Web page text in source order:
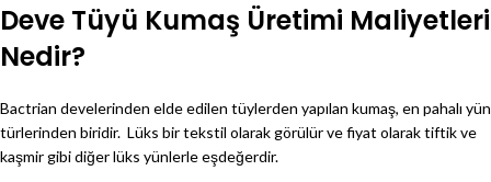
Deve Tüyü Kumaş Üretimi Maliyetleri
Nedir?
Bactrian develerinden elde edilen tüylerden yapılan kumaş, en pahalı yün
türlerinden biridir. Lüks bir tekstil olarak görülür ve fiyat olarak tiftik ve
kaşmir gibi diğer lüks yünlerle eşdeğerdir.